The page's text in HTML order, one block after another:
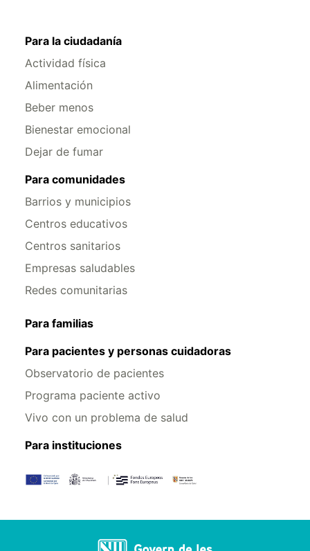
Para la ciudadanía
Actividad física
Alimentación
Beber menos
Bienestar emocional
Dejar de fumar
Para comunidades
Barrios y municipios
Centros educativos
Centros sanitarios
Empresas saludables
Redes comunitarias
Para familias
Para pacientes y personas cuidadoras
Observatorio de pacientes
Programa paciente activo
Vivo con un problema de salud
Para instituciones